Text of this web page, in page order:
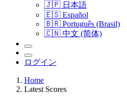
🇯🇵 日本語
🇪🇸 Español
🇧🇷 Português (Brasil)
🇨🇳 中文 (简体)
ログイン
Home
Latest Scores